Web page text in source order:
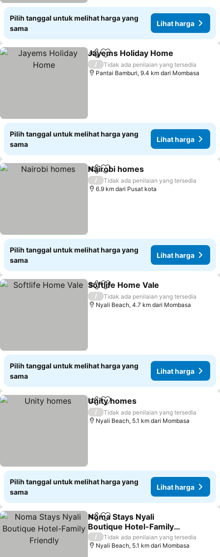
Pilih tanggal untuk melihat harga yang
sama
Lihat harga
BagikanTambahkan ke favorit
Jayems Holiday Home
/
Tidak ada penilaian yang tersedia
Pantai Bamburi, 9.4 km dari Mombasa
Pilih tanggal untuk melihat harga yang
sama
Lihat harga
BagikanTambahkan ke favorit
Nairobi homes
/
Tidak ada penilaian yang tersedia
6.9 km dari Pusat kota
Pilih tanggal untuk melihat harga yang
sama
Lihat harga
BagikanTambahkan ke favorit
Softlife Home Vale
/
Tidak ada penilaian yang tersedia
Nyali Beach, 4.7 km dari Mombasa
Pilih tanggal untuk melihat harga yang
sama
Lihat harga
BagikanTambahkan ke favorit
Unity homes
/
Tidak ada penilaian yang tersedia
Nyali Beach, 5.1 km dari Mombasa
Pilih tanggal untuk melihat harga yang
sama
Lihat harga
BagikanTambahkan ke favorit
Noma Stays Nyali
Boutique Hotel-Family
Friendly
Lihat harga
/
Tidak ada penilaian yang tersedia
Nyali Beach, 5.1 km dari Mombasa